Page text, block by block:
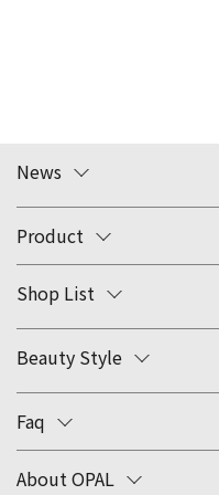
News
Product
Shop List
Beauty Style
Faq
About OPAL